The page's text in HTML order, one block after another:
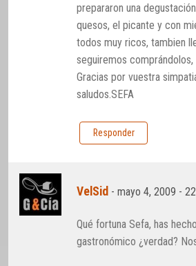
prepararon una
quesos, el picante y con
todos muy ricos, tambien
seguiremos
Gracias por vuestra
saludos.SEFA
Responder
VelSid -mayo 4, 2009 -
Qué fortuna Sefa, has
gastronómico ¿verdad?